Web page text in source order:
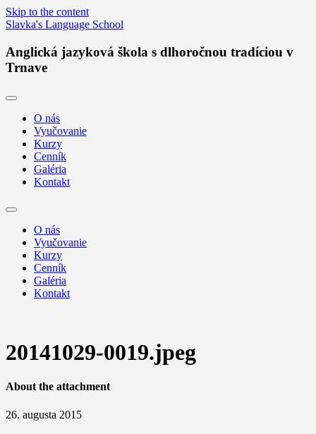
Skip to the content
Slavka's Language School
Anglická jazyková škola s dlhoročnou tradíciou v
Trnave
O nás
Vyučovanie
Kurzy
Cenník
Galéria
Kontakt
Toggle
search
field
O nás
Vyučovanie
Kurzy
Cenník
Galéria
Kontakt
20141029-0019.jpeg
About the attachment
26. augusta 2015